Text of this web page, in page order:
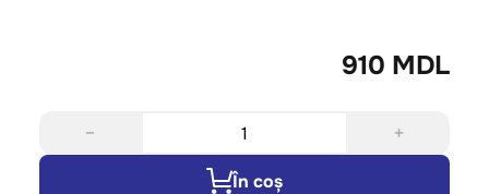
910 MDL
− +
În coș